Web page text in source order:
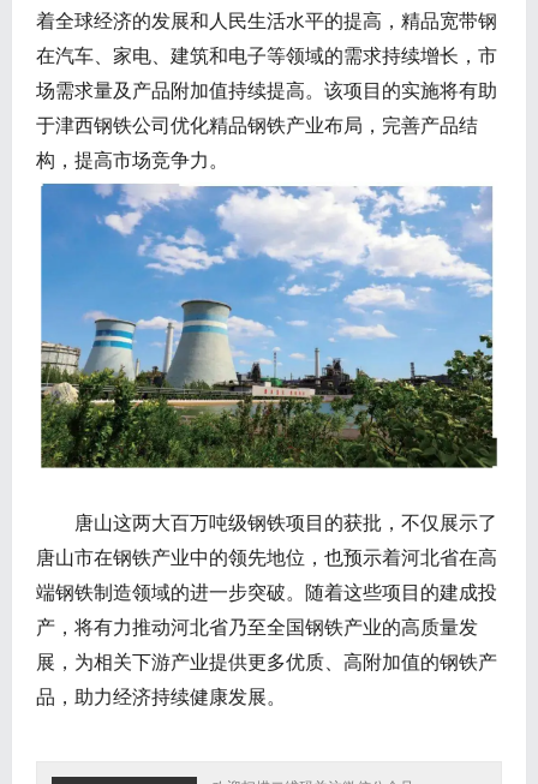
着全球经济的发展和人民生活水平的提高，精品宽带钢
在汽车、家电、建筑和电子等领域的需求持续增长，市
场需求量及产品附加值持续提高。该项目的实施将有助
于津西钢铁公司优化精品钢铁产业布局，完善产品结
构，提高市场竞争力。
唐山这两大百万吨级钢铁项目的获批，不仅展示了
唐山市在钢铁产业中的领先地位，也预示着河北省在高
端钢铁制造领域的进一步突破。随着这些项目的建成投
产，将有力推动河北省乃至全国钢铁产业的高质量发
展，为相关下游产业提供更多优质、高附加值的钢铁产
品，助力经济持续健康发展。